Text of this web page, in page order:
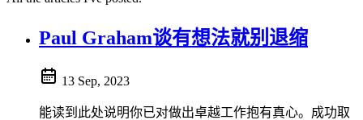
Paul Graham谈有想法就别退缩
13 Sep, 2023
能读到此处说明你已对做出卓越工作抱有真心。成功取